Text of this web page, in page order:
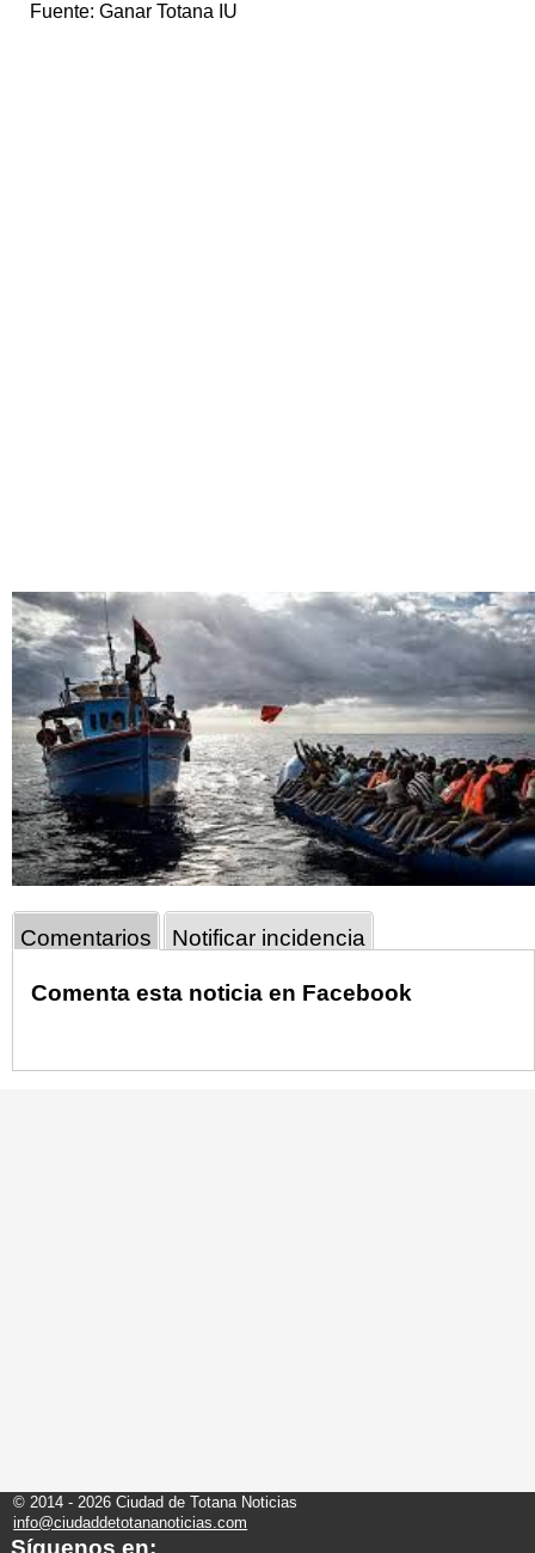
Fuente: Ganar Totana IU
Comentarios Notificar incidencia
Comenta esta noticia en Facebook
© 2014 - 2026 Ciudad de Totana Noticias
info@ciudaddetotananoticias.com
Síguenos en: